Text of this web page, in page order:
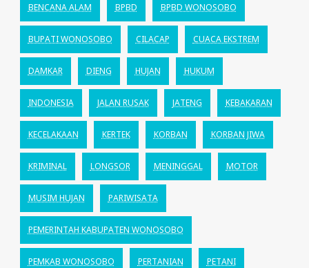
BENCANA ALAM BPBD BPBD WONOSOBO
BUPATI WONOSOBO CILACAP CUACA EKSTREM
DAMKAR DIENG HUJAN HUKUM
INDONESIA JALAN RUSAK JATENG KEBAKARAN
KECELAKAAN KERTEK KORBAN KORBAN JIWA
KRIMINAL LONGSOR MENINGGAL MOTOR
MUSIM HUJAN PARIWISATA
PEMERINTAH KABUPATEN WONOSOBO
PEMKAB WONOSOBO PERTANIAN PETANI